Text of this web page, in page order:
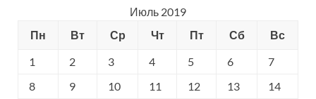
Июль 2019
Пн
Вт Ср Чт Пт Сб
Вс
1
2 3 4 5 6
7
8
9 10 11 12 13
14